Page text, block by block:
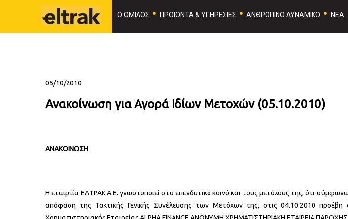
Ο ΟΜΙΛΟΣ ΠΡΟΪΟΝΤΑ & ΥΠΗΡΕΣΙΕΣ ΑΝΘΡΩΠΙΝΟ ΔΥΝΑΜΙΚΟ ΝΕΑ
05/10/2010
Ανακοίνωση για Αγορά Ιδίων Μετοχών (05.10.2010)
ΑΝΑΚΟΙΝΩΣΗ
Η εταιρεία ΕΛΤΡΑΚ Α.Ε. γνωστοποιεί στο επενδυτικό κοινό και τους μετόχους της, ότι
απόφαση της Τακτικής Γενικής Συνέλευσης των Μετόχων της, στις 04.10.2010